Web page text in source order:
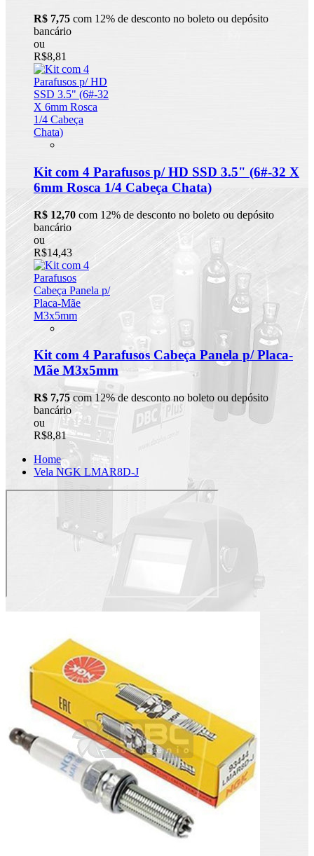
R$ 7,75 com 12% de desconto no boleto ou depósito
bancário
ou
R$8,81
Kit com 4 Parafusos p/ HD SSD 3.5" (6#-32 X
6mm Rosca 1/4 Cabeça Chata)
R$ 12,70 com 12% de desconto no boleto ou depósito
bancário
ou
R$14,43
Kit com 4 Parafusos Cabeça Panela p/ Placa-
Mãe M3x5mm
R$ 7,75com 12% de desconto no boleto ou depósito
bancário
ou
R$8,81
Home
Vela NGK LMAR8D-J